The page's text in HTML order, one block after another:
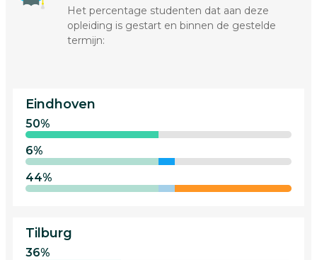
Het percentage studenten dat aan deze
opleiding is gestart en binnen de gestelde
termijn:
Eindhoven
50%
6%
44%
Tilburg
36%